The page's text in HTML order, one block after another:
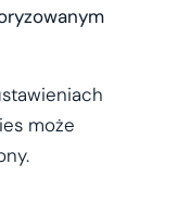
może